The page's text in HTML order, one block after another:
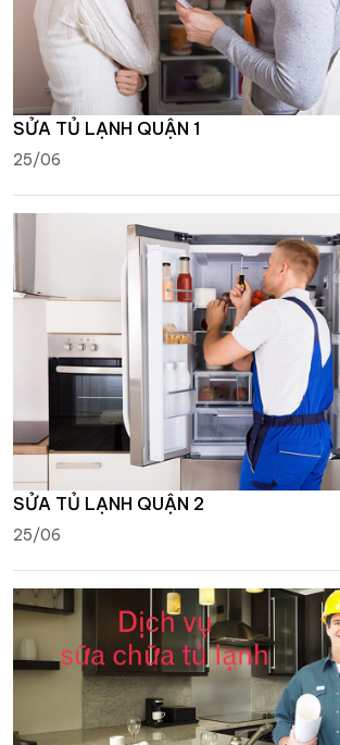
SỬA TỦ LẠNH QUẬN 1
25/06
SỬA TỦ LẠNH QUẬN 2
25/06